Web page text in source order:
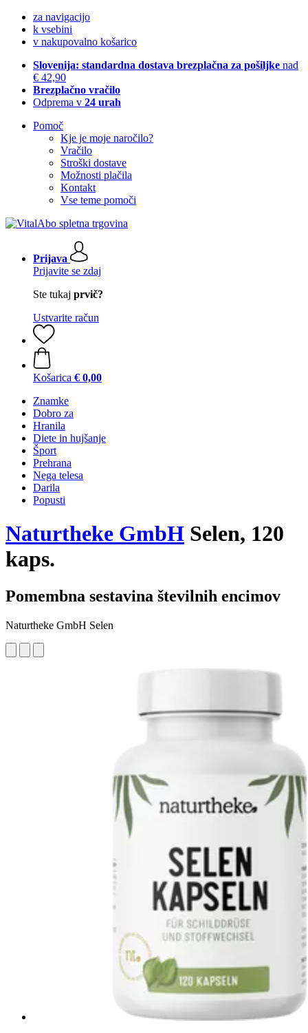
za navigacijo
k vsebini
v nakupovalno košarico
Slovenija: standardna dostava brezplačna za pošiljke nad
€ 42,90
Brezplačno vračilo
Odprema v 24 urah
Pomoč
Kje je moje naročilo?
Vračilo
Stroški dostave
Možnosti plačila
Kontakt
Vse teme pomoči
Prijava
Prijavite se zdaj
Ste tukaj prvič?
Ustvarite račun
Košarica € 0,00
Znamke
Dobro za
Hranila
Diete in hujšanje
Šport
Prehrana
Nega telesa
Darila
Popusti
Naturtheke GmbH Selen, 120
kaps.
Pomembna sestavina številnih encimov
Naturtheke GmbH Selen